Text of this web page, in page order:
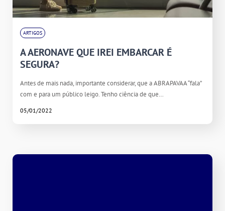
ARTIGOS
A AERONAVE QUE IREI EMBARCAR É
SEGURA?
Antes de mais nada, importante considerar, que a ABRAPAVAA “fala”
com e para um público leigo. Tenho ciência de que…
05/01/2022